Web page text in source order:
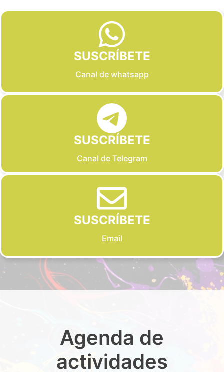
SUSCRÍBETE
Canal de whatsapp
SUSCRÍBETE
Canal de Telegram
SUSCRÍBETE
Email
Agenda de
actividades